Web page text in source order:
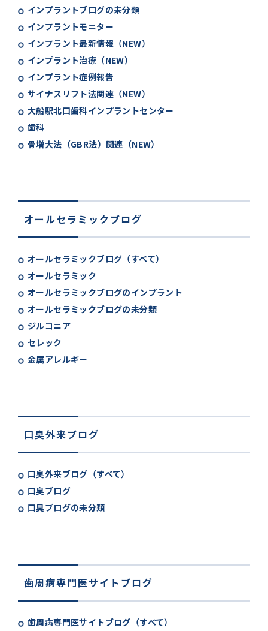
インプラントブログの未分類
インプラントモニター
インプラント最新情報（NEW）
インプラント治療（NEW）
インプラント症例報告
サイナスリフト法関連（NEW）
大船駅北口歯科インプラントセンター
歯科
骨増大法（GBR法）関連（NEW）
オールセラミックブログ
オールセラミックブログ（すべて）
オールセラミック
オールセラミックブログのインプラント
オールセラミックブログの未分類
ジルコニア
セレック
金属アレルギー
口臭外来ブログ
口臭外来ブログ（すべて）
口臭ブログ
口臭ブログの未分類
歯周病専門医サイトブログ
歯周病専門医サイトブログ（すべて）